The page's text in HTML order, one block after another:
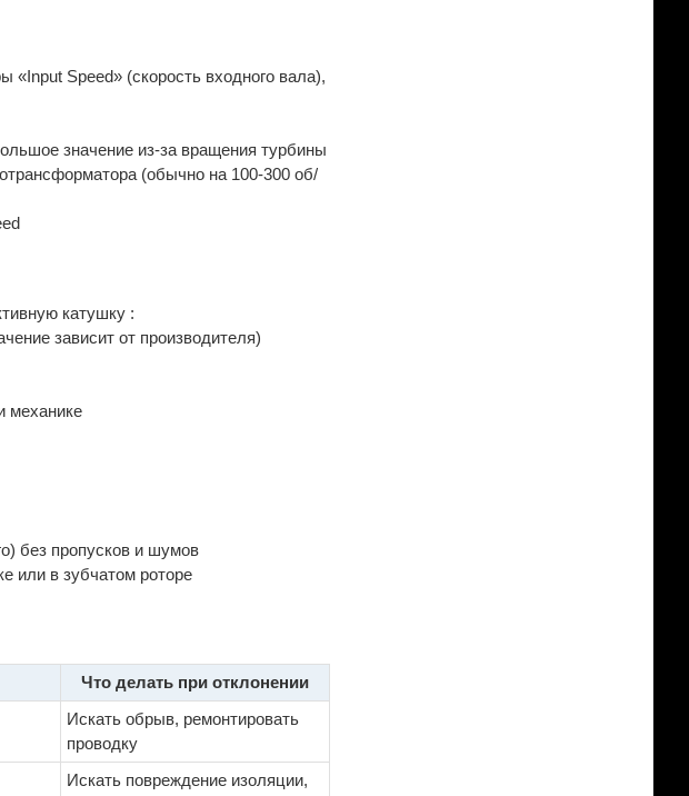
«Input Speed» (скорость входного вала),
значение из-за вращения турбины
(обычно на 100-300 об/
катушку :
зависит от производителя)
механике
без пропусков и шумов
или в зубчатом роторе
Что делать при отклонении
Искать обрыв, ремонтировать
проводку
Искать повреждение изоляции,